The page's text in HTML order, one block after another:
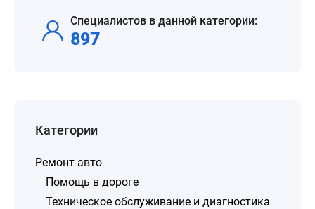
Специалистов в данной категории:
897
Категории
Ремонт авто
Помощь в дороге
Техническое обслуживание и диагностика